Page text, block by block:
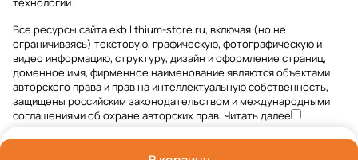
Все ресурсы сайта ekb.lithium-store.ru, включая (но не
ограничиваясь) текстовую, графическую, фотографическую и
видео информацию, структуру, дизайн и оформление страниц,
доменное имя, фирменное наименование являются объектами
авторского права и прав на интеллектуальную собственность,
защищены российским законодательством и международными
соглашениями об охране авторских прав.Читать далее